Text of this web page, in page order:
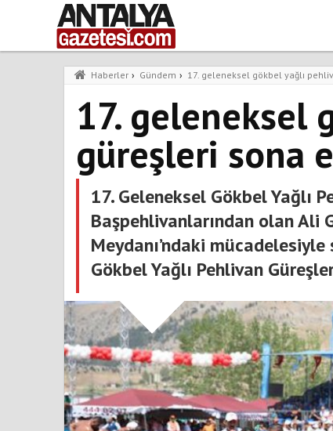
Haberler › Gündem › 17. geleneksel gökbel yağlı
17. geleneksel
güreşleri sona
17. Geleneksel Gökbel Yağlı
Başpehlivanlarından olan Ali
Meydanı’ndaki
Gökbel Yağlı Pehlivan